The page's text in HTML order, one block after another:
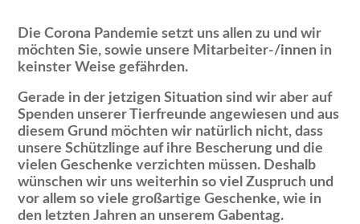
Die Corona Pandemie setzt uns allen zu und wir
möchten Sie, sowie unsere Mitarbeiter-/innen in
keinster Weise gefährden.
Gerade in der jetzigen Situation sind wir aber auf
Spenden unserer Tierfreunde angewiesen und aus
diesem Grund möchten wir natürlich nicht, dass
unsere Schützlinge auf ihre Bescherung und die
vielen Geschenke verzichten müssen. Deshalb
wünschen wir uns weiterhin so viel Zuspruch und
vor allem so viele großartige Geschenke, wie in
den letzten Jahren an unserem Gabentag.